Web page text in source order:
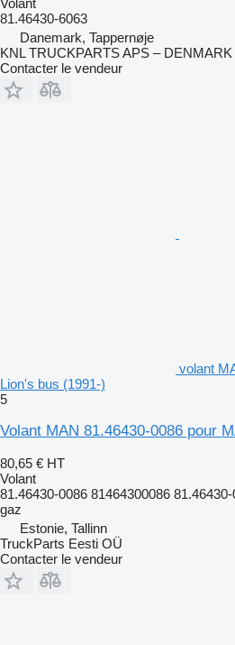
Volant
81.46430-6063
Danemark, Tappernøje
KNL TRUCKPARTS APS – DENMARK
Contacter le vendeur
volant
Lion's bus (1991-)
5
Volant MAN 81.46430-0086 pour
80,65 € HT
Volant
81.46430-0086 81464300086
gaz
Estonie, Tallinn
TruckParts Eesti OÜ
Contacter le vendeur